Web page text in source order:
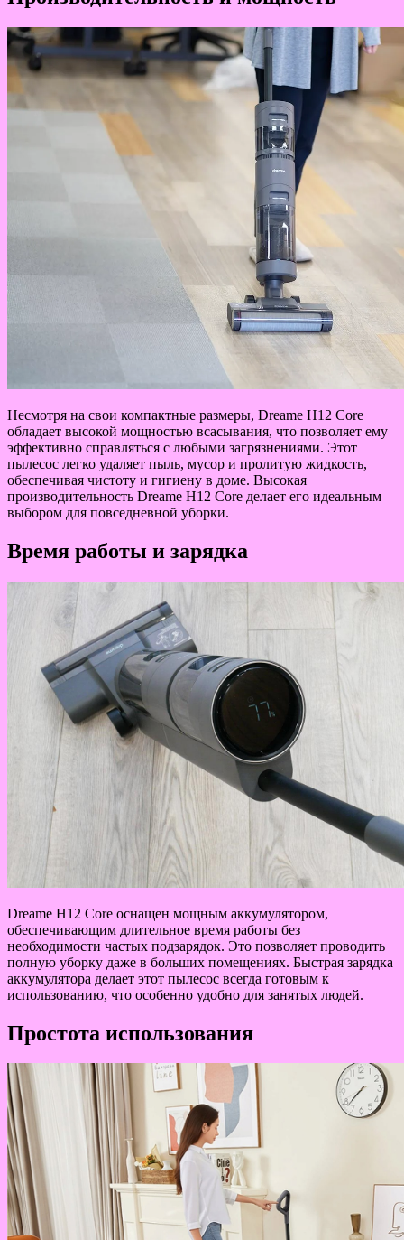
Несмотря на свои компактные размеры, Dreame H12 Core
обладает высокой мощностью всасывания, что позволяет ему
эффективно справляться с любыми загрязнениями. Этот
пылесос легко удаляет пыль, мусор и пролитую жидкость,
обеспечивая чистоту и гигиену в доме. Высокая
производительность Dreame H12 Core делает его идеальным
выбором для повседневной уборки.
Время работы и зарядка
Dreame H12 Core оснащен мощным аккумулятором,
обеспечивающим длительное время работы без
необходимости частых подзарядок. Это позволяет проводить
полную уборку даже в больших помещениях. Быстрая зарядка
аккумулятора делает этот пылесос всегда готовым к
использованию, что особенно удобно для занятых людей.
Простота использования